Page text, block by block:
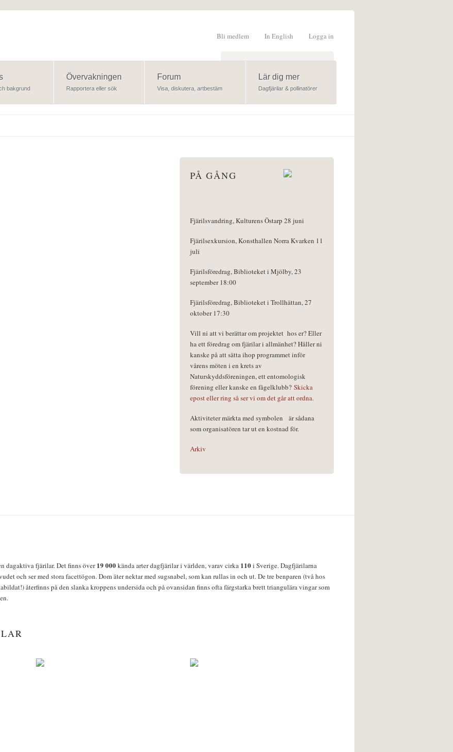
Logga in
In English
Bli medlem
Sökformulär
bakgrund
Övervakningen
Rapportera eller sök
Forum
Visa, diskutera, artbestäm
Lär dig mer
Dagfjärilar & pollinatörer
PÅ GÅNG
Fjärilsvandring, Kulturens Östarp 28 juni
Fjärilsexkursion, Konsthallen Norra Kvarken 11
juli
Fjärilsföredrag, Biblioteket i Mjölby, 23
september 18:00
Fjärilsföredrag, Biblioteket i Trollhättan, 27
oktober 17:30
Vill ni att vi berättar om projektet hos er? Eller
ha ett föredrag om fjärilar i allmänhet? Håller ni
kanske på att sätta ihop programmet inför
vårens möten i en krets av
Naturskyddsföreningen, ett entomologisk
förening eller kanske en fågelklubb? Skicka
epost eller ring så ser vi om det går att ordna.
Aktiviteter märkta med symbolen
är sådana
som organisatören tar ut en kostnad för.
Arkiv
dagaktiva fjärilar. Det finns över19 000kända arter dagfjärilar i världen, varav cirka 110i Sverige. Dagfjärilarna
och ser med stora facettögon. Dom äter nektar med sugsnabel, som kan rullas in och ut. De tre benparen (två hos
återfinns på den slanka kroppens undersida och på ovansidan finns ofta färgstarka brett triangulära vingar som